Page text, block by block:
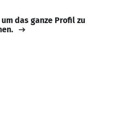
das ganze Profil zu